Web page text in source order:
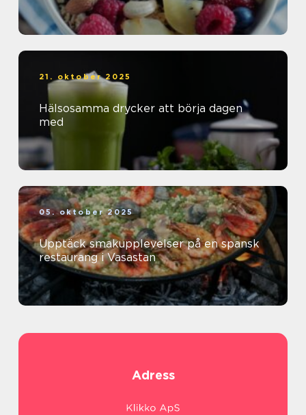
21. oktober 2025
Hälsosamma drycker att börja dagen
med
05. oktober 2025
Upptäck smakupplevelser på en spansk
restaurang i Vasastan
Adress